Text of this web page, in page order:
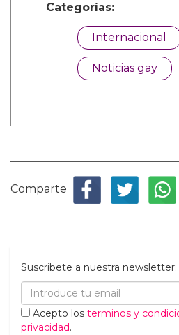
Categorías:
Internacional
Noticias gay
Comparte
Suscribete a nuestra newsletter:
Acepto los terminos y
privacidad.